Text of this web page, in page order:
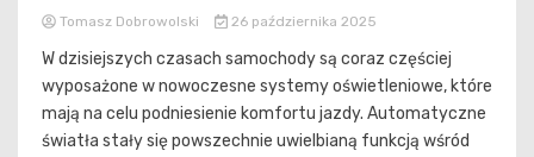
Tomasz Dobrowolski 26 października 2025
W dzisiejszych czasach samochody są coraz częściej
wyposażone w nowoczesne systemy oświetleniowe, które
mają na celu podniesienie komfortu jazdy. Automatyczne
światła stały się powszechnie uwielbianą funkcją wśród